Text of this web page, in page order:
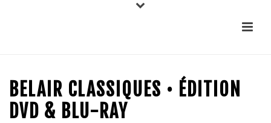
BELAIR CLASSIQUES • ÉDITION
DVD & BLU-RAY